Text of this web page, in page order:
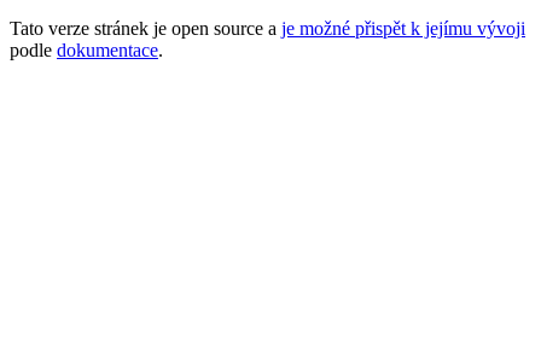
Tato verze stránek je open source a je možné přispět k jejímu vývoji
podle dokumentace.